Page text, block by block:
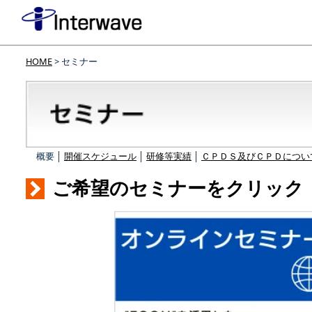
HOME> セミナー
概要 │ 開催スケジュール 研修等実績 ＣＰＤＳ及びＣＰＤにつ
ご希望のセミナーをクリック